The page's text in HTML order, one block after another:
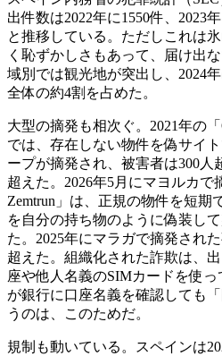
出件数は2022年に1550件、2023
と推移している。ただしこれは
く恥ずかしさもあって、届け出
域別では観光地が突出し、2024
全体の約4割を占めた。
大型の摘発も相次ぐ。2021年の「
では、存在しない物件を偽サイ
ープが摘発され、被害者は300人
超えた。2026年5月にマヨルカで
Zemtrun」は、正規の物件を短期
を自分の持ち物のように偽装し
た。2025年にマラガで摘発され
超えた。組織化された詐欺は、出
座や他人名義のSIMカードを使
が銀行に口座名義を確認しても
うのは、このためだ。
規制も動いている。スペインは